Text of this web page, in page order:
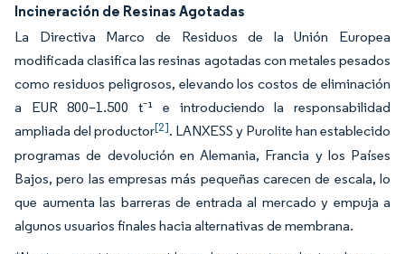
Incineración de Resinas Agotadas
La Directiva Marco de Residuos de la Unión Europea
modificada clasifica las resinas agotadas con metales pesados
como residuos peligrosos, elevando los costos de eliminación
a EUR 800–1.500 t⁻¹ e introduciendo la responsabilidad
ampliada del productor[2]. LANXESS y Purolite han establecido
programas de devolución en Alemania, Francia y los Países
Bajos, pero las empresas más pequeñas carecen de escala, lo
que aumenta las barreras de entrada al mercado y empuja a
algunos usuarios finales hacia alternativas de membrana.